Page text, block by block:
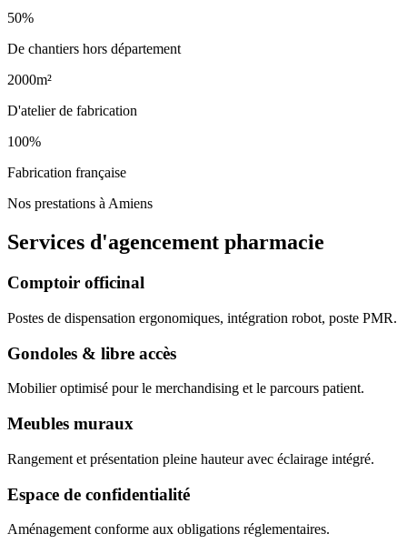
50%
De chantiers hors département
2000m²
D'atelier de fabrication
100%
Fabrication française
Nos prestations à Amiens
Services d'agencement pharmacie
Comptoir officinal
Postes de dispensation ergonomiques, intégration robot, poste PMR.
Gondoles & libre accès
Mobilier optimisé pour le merchandising et le parcours patient.
Meubles muraux
Rangement et présentation pleine hauteur avec éclairage intégré.
Espace de confidentialité
Aménagement conforme aux obligations réglementaires.